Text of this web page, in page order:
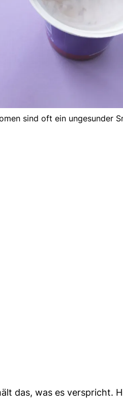
sind oft ein ungesunder
das, was es verspricht.